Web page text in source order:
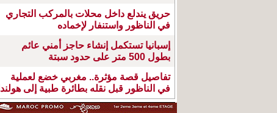
حريق يندلع داخل محلات بالمركب التجاري
في الناظور واستنفار لإخماده
إسبانيا تستكمل إنشاء حاجز أمني عائم
بطول 500 متر على حدود سبتة
تفاصيل قصة مؤثرة.. مغربي خضع لعملية
في الناظور قبل نقله بطائرة طبية إلى هولندا